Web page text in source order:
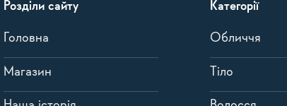
Розділи сайту
Головна
Магазин
Категорії
Обличчя
Тіло